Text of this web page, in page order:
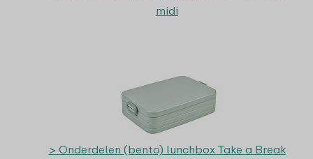
midi
> Onderdelen (bento) lunchbox Take a Break